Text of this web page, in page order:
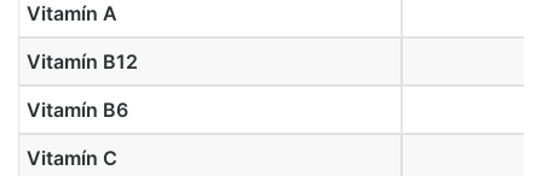
Vitamín A
Vitamín B12
Vitamín B6
Vitamín C